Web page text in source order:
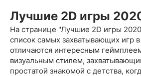
Лучшие 2D игры
На странице "Лучшие 2D игры
список самых захватывающих игр
отличаются интересным
визуальным стилем,
простатой знакомой с детства,